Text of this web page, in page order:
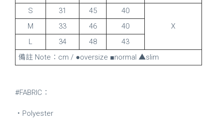
S
31 45
40
X
M 33 46
40
L
34 48
43
備註 Note：cm / ●oversize ■normal ▲slim
#FABRIC：
・Polyester